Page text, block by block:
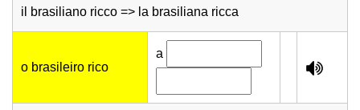
il brasiliano ricco => la brasiliana ricca
o brasileiro rico
a